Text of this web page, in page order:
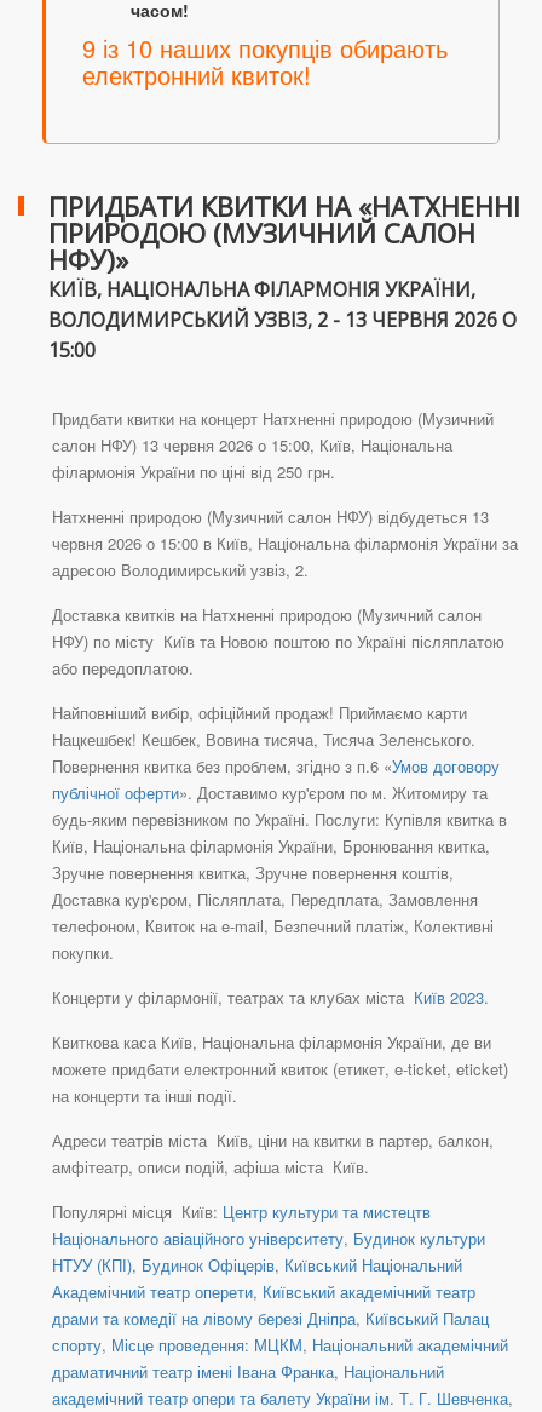
часом!
9 із 10 наших покупців обирають
електронний квиток!
ПРИДБАТИ КВИТКИ НА «НАТХНЕННІ
ПРИРОДОЮ (МУЗИЧНИЙ САЛОН
НФУ)»
КИЇВ, НАЦІОНАЛЬНА ФІЛАРМОНІЯ УКРАЇНИ,
ВОЛОДИМИРСЬКИЙ УЗВІЗ, 2 - 13 ЧЕРВНЯ 2026 О
15:00
Придбати квитки на концерт Натхненні природою (Музичний
салон НФУ) 13 червня 2026 о 15:00, Київ, Національна
філармонія України по ціні від 250 грн.
Натхненні природою (Музичний салон НФУ) відбудеться 13
червня 2026 о 15:00 в Київ, Національна філармонія України за
адресою Володимирський узвіз, 2.
Доставка квитків на Натхненні природою (Музичний салон
НФУ) по місту Київ та Новою поштою по Україні післяплатою
або передоплатою.
Найповніший вибір, офіційний продаж! Приймаємо карти
Нацкешбек! Кешбек, Вовина тисяча, Тисяча Зеленського.
Повернення квитка без проблем, згідно з п.6 «Умов договору
публічної оферти». Доставимо кур'єром по м. Житомиру та
будь-яким перевізником по Україні. Послуги: Купівля квитка в
Київ, Національна філармонія України, Бронювання квитка,
Зручне повернення квитка, Зручне повернення коштів,
Доставка кур'єром, Післяплата, Передплата, Замовлення
телефоном, Квиток на e-mail, Безпечний платіж, Колективні
покупки.
Концерти у філармонії, театрах та клубах міста Київ 2023.
Квиткова каса Київ, Національна філармонія України, де ви
можете придбати електронний квиток (етикет, e-ticket, eticket)
на концерти та інші події.
Адреси театрів міста Київ, ціни на квитки в партер, балкон,
амфітеатр, описи подій, афіша міста Київ.
Популярні місця Київ: Центр культури та мистецтв
Національного авіаційного університету, Будинок культури
НТУУ (КПІ), Будинок Офіцерів, Київський Національний
Академічний театр оперети, Київський академічний театр
драми та комедії на лівому березі Дніпра, Київський Палац
спорту, Місце проведення: МЦКМ, Національний академічний
драматичний театр імені Івана Франка, Національний
академічний театр опери та балету України ім. Т. Г. Шевченка,